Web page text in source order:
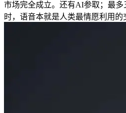
市场完全成立。还有AI参取；最多
时，语音本就是人类最情愿利用的